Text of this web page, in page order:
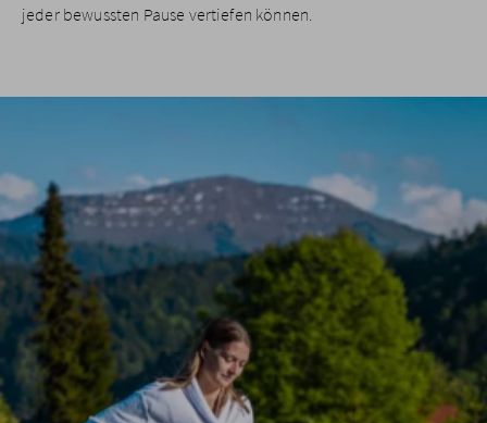
jeder bewussten Pause vertiefen können.